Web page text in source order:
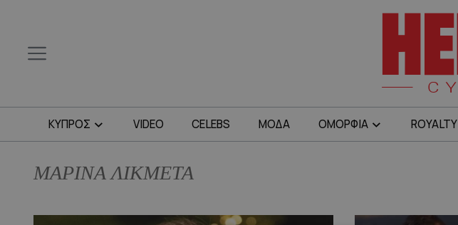
ΚΥΠΡΟΣ VIDEO CELEBS ΜΟΔΑ ΟΜΟΡΦΙΑ ROYALTY
ΜΑΡΙΝΑ ΛΙΚΜΕΤΑ